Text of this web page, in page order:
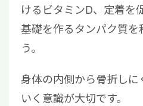
けるビタミンD、定着を
基礎を作るタンパク質
う。
身体の内側から骨折し
いく意識が大切です。